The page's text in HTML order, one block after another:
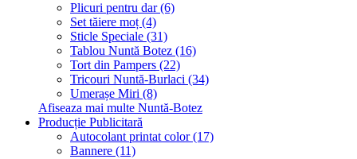
Plicuri pentru dar (6)
Set tăiere moț (4)
Sticle Speciale (31)
Tablou Nuntă Botez (16)
Tort din Pampers (22)
Tricouri Nuntă-Burlaci (34)
Umerașe Miri (8)
Afiseaza mai multe Nuntă-Botez
Producție Publicitară
Autocolant printat color (17)
Bannere (11)